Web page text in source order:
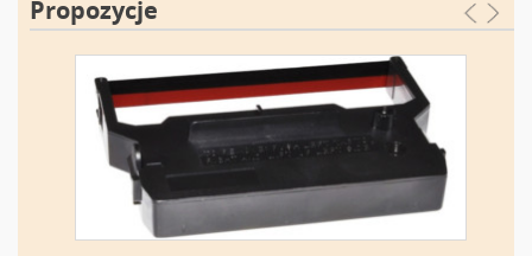
Propozycje